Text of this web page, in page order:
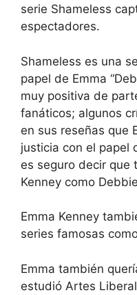
serie Shameless
espectadores.
Shameless es una
papel de Emma
muy positiva de
fanáticos; algunos
en sus reseñas que
justicia con el papel
es seguro decir que
Kenney como
Emma Kenney
series famosas
Emma también
estudió Artes